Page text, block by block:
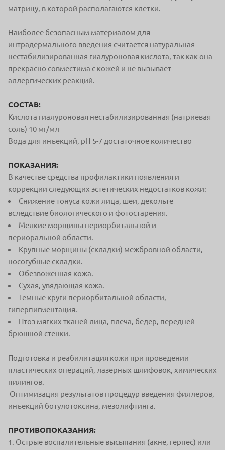
матрицу, в которой располагаются клетки.
Наиболее безопасным материалом для
интрадермального введения считается натуральная
нестабилизированная гиалуроновая кислота, так как она
прекрасно совместима с кожей и не вызывает
аллергических реакций.
СОСТАВ:
Кислота гиалуроновая нестабилизированная (натриевая
соль) 10 мг/мл
Вода для инъекций, pH 5-7 достаточное количество
ПОКАЗАНИЯ:
В качестве средства профилактики появления и
коррекции следующих эстетических недостатков кожи:
Снижение тонуса кожи лица, шеи, декольте
вследствие биологического и фотостарения.
Мелкие морщины периорбитальной и
периоральной области.
Крупные морщины (складки) межбровной области,
носогубные складки.
Обезвоженная кожа.
Сухая, увядающая кожа.
Темные круги периорбитальной области,
гиперпигментация.
Птоз мягких тканей лица, плеча, бедер, передней
брюшной стенки.
Подготовка и реабилитация кожи при проведении
пластических операций, лазерных шлифовок, химических
пилингов.
Оптимизация результатов процедур введения филлеров,
инъекций ботулотоксина, мезолифтинга.
ПРОТИВОПОКАЗАНИЯ:
1. Острые воспалительные высыпания (акне, герпес) или